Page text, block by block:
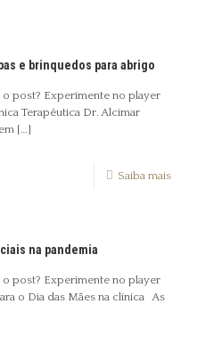
e brinquedos para abrigo
post? Experimente no player
Terapêutica Dr. Alcimar
[…]
Saiba mais
na pandemia
post? Experimente no player
o Dia das Mães na clínica As